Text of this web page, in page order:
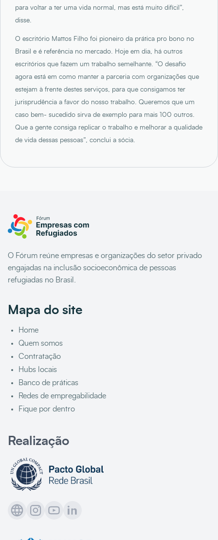
para voltar a ter uma vida normal, mas está muito difícil”,
disse.
O escritório Mattos Filho foi pioneiro da prática pro bono no
Brasil e é referência no mercado. Hoje em dia, há outros
escritórios que fazem um trabalho semelhante. “O desafio
agora está em como manter a parceria com organizações que
estejam à frente destes serviços, para que consigamos ter
jurisprudência a favor do nosso trabalho. Queremos que um
caso bem- sucedido sirva de exemplo para mais 100 outros.
Que a gente consiga replicar o trabalho e melhorar a qualidade
de vida dessas pessoas”, conclui a sócia.
O Fórum reúne empresas e organizações do setor privado
engajadas na inclusão socioeconômica de pessoas
refugiadas no Brasil.
Mapa do site
Home
Quem somos
Contratação
Hubs locais
Banco de práticas
Redes de empregabilidade
Fique por dentro
Realização